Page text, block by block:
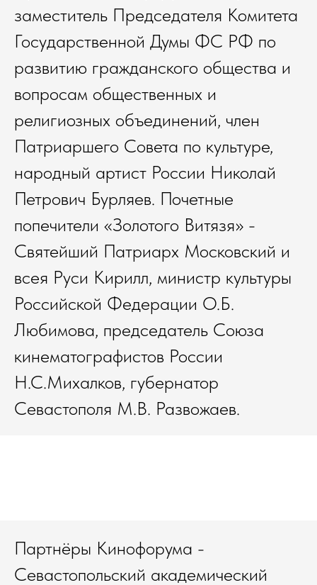
заместитель Председателя Комитета
Государственной Думы ФС РФ по
развитию гражданского общества и
вопросам общественных и
религиозных объединений, член
Патриаршего Совета по культуре,
народный артист России Николай
Петрович Бурляев. Почетные
попечители «Золотого Витязя» -
Святейший Патриарх Московский и
всея Руси Кирилл, министр культуры
Российской Федерации О.Б.
Любимова, председатель Союза
кинематографистов России
Н.С.Михалков, губернатор
Севастополя М.В. Развожаев.
Партнёры Кинофорума -
Севастопольский академический